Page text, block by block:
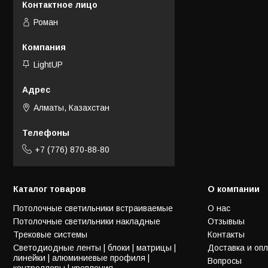
Роман
LightUP
Алматы, Казахстан
+7 (776) 870-88-80
Каталог товаров
Потолочные светильники встраиваемые
Потолочные светильники накладные
Трековые системы
Светодиодные ленты | блоки | матрицы |
линейки | алюминиевые профиля |
О компании
О нас
Отзывыы
Контакты
Доставка и
Вопросы